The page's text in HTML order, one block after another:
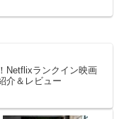
Netflixランクイン映画
介＆レビュー